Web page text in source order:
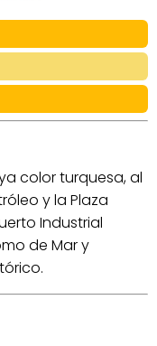
color turquesa, al
y la Plaza
Industrial
de Mar y